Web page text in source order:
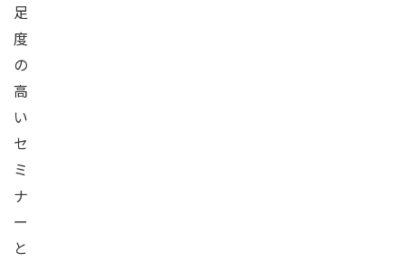
足
度
の
高
い
セ
ミ
ナ
ー
と